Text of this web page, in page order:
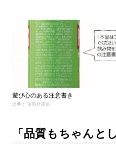
遊び心のある注意書き
出典： 宝島社提供
「品質もちゃんと